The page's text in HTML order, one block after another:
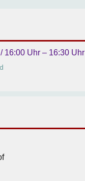
16:00 Uhr – 16:30 Uhr